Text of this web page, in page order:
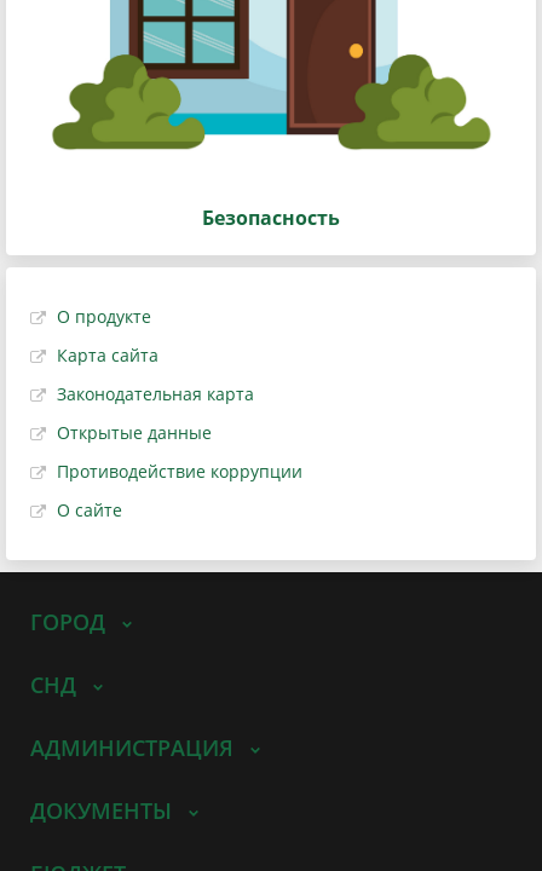
Безопасность
О продукте
Карта сайта
Законодательная карта
Открытые данные
Противодействие коррупции
О сайте
ГОРОД
СНД
АДМИНИСТРАЦИЯ
ДОКУМЕНТЫ